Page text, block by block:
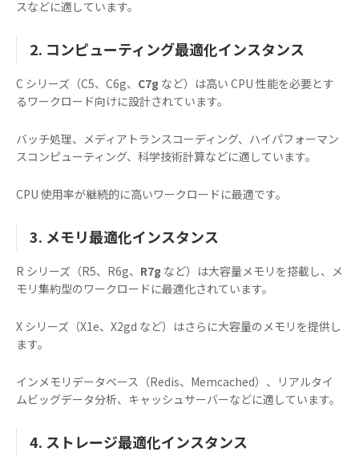
スなどに適しています。
2. コンピューティング最適化インスタンス
C シリーズ（C5、C6g、 C7g など）は高い CPU 性能を必要とす
るワークロード向けに設計されています。
バッチ処理、メディアトランスコーディング、ハイパフォーマン
スコンピューティング、科学技術計算などに適しています。
CPU 使用率が継続的に高いワークロードに最適です。
3. メモリ最適化インスタンス
R シリーズ（R5、R6g、 R7g など）は大容量メモリを搭載し、メ
モリ集約型のワークロードに最適化されています。
X シリーズ（X1e、X2gd など）はさらに大容量のメモリを提供し
ます。
インメモリデータベース（Redis、Memcached）、リアルタイ
ムビッグデータ分析、キャッシュサーバーなどに適しています。
4. ストレージ最適化インスタンス